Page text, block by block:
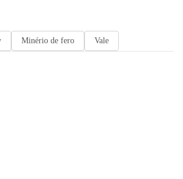
Minério de fero Vale